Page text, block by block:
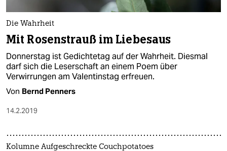
Die Wahrheit
Mit Rosenstrauß im Liebesaus
Donnerstag ist Gedichtetag auf der Wahrheit. Diesmal
darf sich die Leserschaft an einem Poem über
Verwirrungen am Valentinstag erfreuen.
Von Bernd Penners
14.2.2019
Kolumne Aufgeschreckte Couchpotatoes